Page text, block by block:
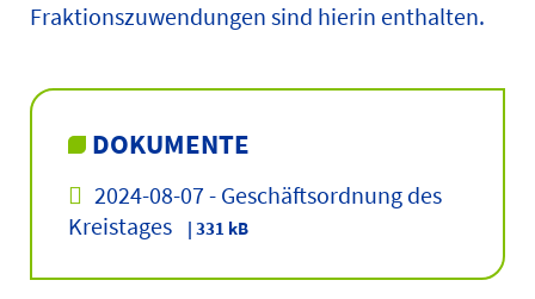
Fraktionszuwendungen sind hierin enthalten.
DOKUMENTE
2024-08-07 - Geschäftsordnung des
Kreistages
| 331 kB